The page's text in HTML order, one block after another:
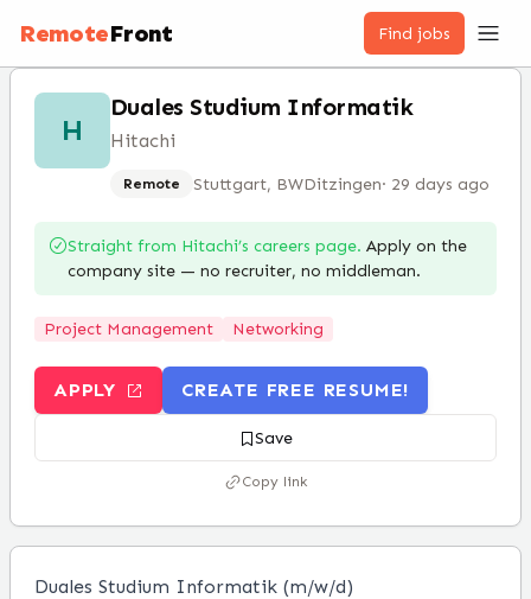
RemoteFront Find jobs
H
Duales Studium Informatik
Hitachi
Remote Stuttgart, BWDitzingen· 29 days ago
Straight from Hitachi’s careers page. Apply on the
company site — no recruiter, no middleman.
Project Management Networking
APPLY CREATE FREE RESUME!
Save
Copy link
Duales Studium Informatik (m/w/d)